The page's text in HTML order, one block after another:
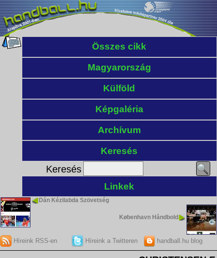
Összes cikk
Magyarország
Külföld
Képgaléria
Archívum
Keresés
Keresés
Linkek
Dán Kézilabda Szövetség
København Håndbold
Híreink RSS-en Híreink a Twitteren handball.hu blog